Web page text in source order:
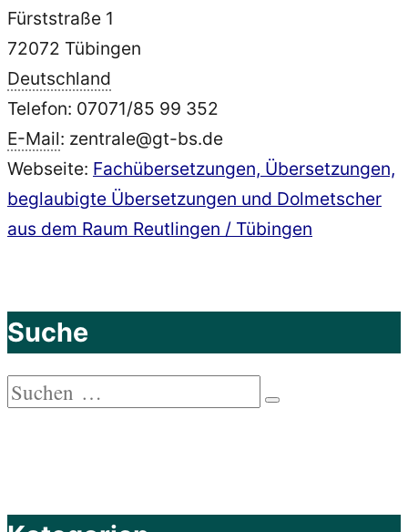
Fürststraße 1
72072 Tübingen
Deutschland
Telefon: 07071/85 99 352
E-Mail: zentrale@gt-bs.de
Webseite: Fachübersetzungen, Übersetzungen,
beglaubigte Übersetzungen und Dolmetscher
aus dem Raum Reutlingen / Tübingen
Suche
Suchen